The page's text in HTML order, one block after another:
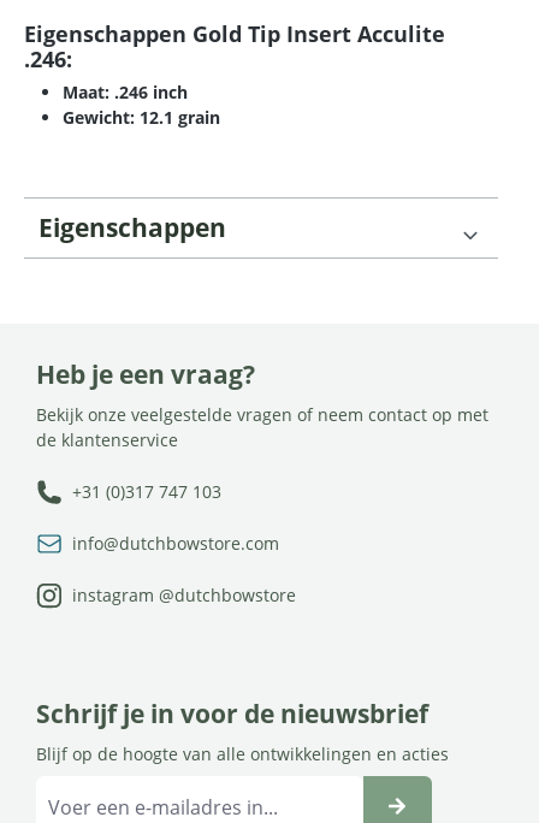
Eigenschappen Gold Tip Insert Acculite
.246:
Maat: .246 inch
Gewicht: 12.1 grain
Eigenschappen
Heb je een vraag?
Bekijk onze veelgestelde vragen of neem contact op met
de klantenservice
+31 (0)317 747 103
info@dutchbowstore.com
instagram @dutchbowstore
Schrijf je in voor de nieuwsbrief
Blijf op de hoogte van alle ontwikkelingen en acties